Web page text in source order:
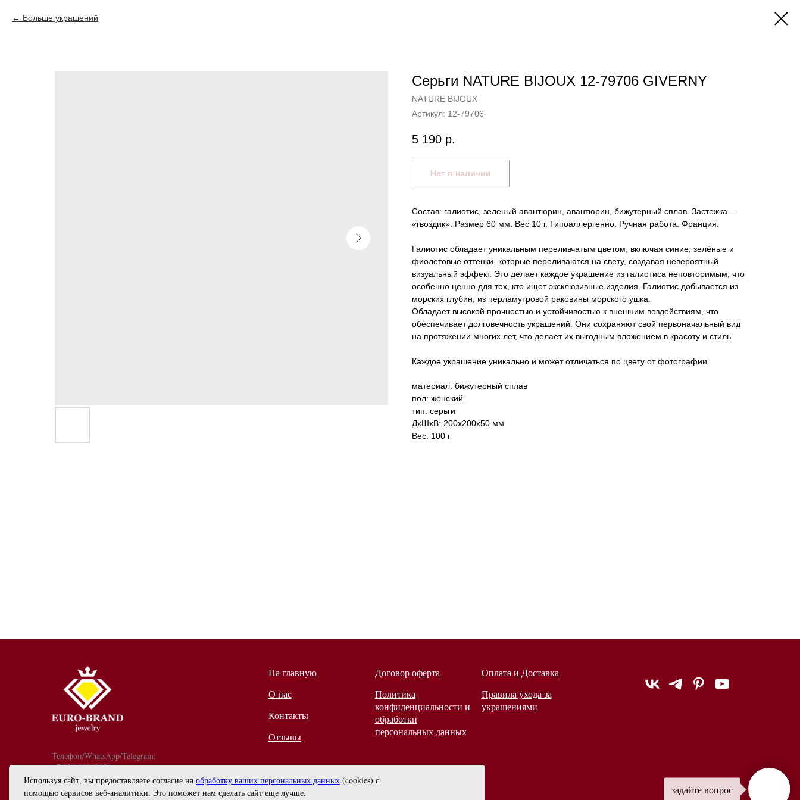
Больше украшений
Серьги NATURE BIJOUX 12-79706 GIVERNY
NATURE BIJOUX
Артикул: 12-79706
5 190 р.
Нет в наличии
Состав: галиотис, зеленый авантюрин, авантюрин, бижутерный сплав. Застежка –
«гвоздик». Размер 60 мм. Вес 10 г. Гипоаллергенно. Ручная работа. Франция.
Галиотис обладает уникальным переливчатым цветом, включая синие, зелёные и
фиолетовые оттенки, которые переливаются на свету, создавая невероятный
визуальный эффект. Это делает каждое украшение из галиотиса неповторимым, что
особенно ценно для тех, кто ищет эксклюзивные изделия. Галиотис добывается из
морских глубин, из перламутровой раковины морского ушка.
Обладает высокой прочностью и устойчивостью к внешним воздействиям, что
обеспечивает долговечность украшений. Они сохраняют свой первоначальный вид
на протяжении многих лет, что делает их выгодным вложением в красоту и стиль.
Каждое украшение уникально и может отличаться по цвету от фотографии.
материал: бижутерный сплав
пол: женский
тип: серьги
ДxШxВ: 200x200x50 мм
Вес: 100 г
задайте вопрос
Используя сайт, вы предоставляете согласие на обработку ваших персональных данных (cookies) с
помощью сервисов веб-аналитики. Это поможет нам сделать сайт еще лучше.
Телефон/WhatsApp/Telegram:
+7 921 9081213
График работы: с 10:00 до 18:00
info@euro-brand.ru
На главную
О нас
Контакты
Отзывы
Договор оферта
Политика
конфиденциальности и
обработки
персональных данных
Оплата и Доставка
Правила ухода за
украшениями